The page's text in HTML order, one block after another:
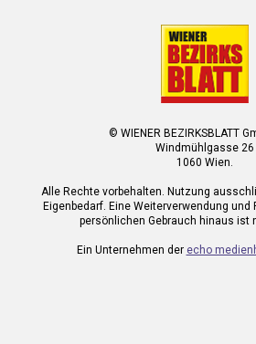
© WIENER BEZIRKSBLATT
Windmühlgasse 26
1060 Wien.
Alle Rechte vorbehalten. Nutzung
Eigenbedarf. Eine Weiterverwendung und
persönlichen Gebrauch hinaus ist
Ein Unternehmen der echo